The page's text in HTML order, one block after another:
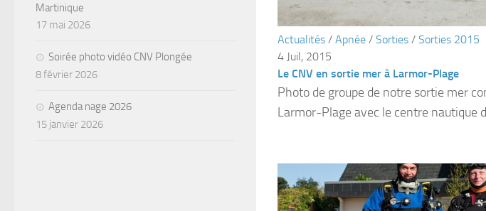
Actualités / Apnée / Sorties / Sorties 2015
4 Juil, 2015
Le CNV en sortie mer à Larmor-Plage
Photo de groupe de notre sortie mer
Larmor-Plage avec le centre nautique
Martinique
17 mai 2026
Soirée photo vidéo CNV Plongée
8 février 2026
Agenda nage 2026
15 janvier 2026